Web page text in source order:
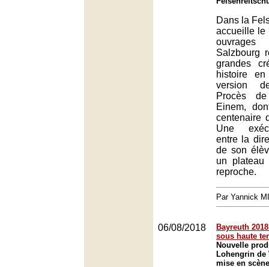
Dans la
accueille le
Salzbourg
grandes
histoire
version
Procès
Einem,
centenaire
Une
entre la
de son
un plateau
reproche.
Par Yannick
06/08/2018
Bayreuth
sous haute
Nouvelle
Lohengrin de
mise en